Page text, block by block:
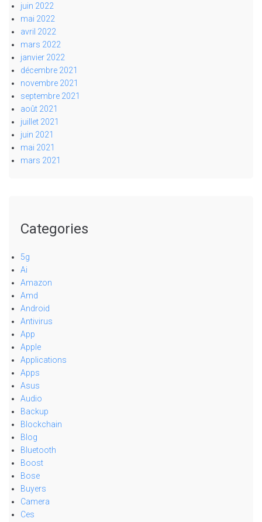
juin 2022
mai 2022
avril 2022
mars 2022
janvier 2022
décembre 2021
novembre 2021
septembre 2021
août 2021
juillet 2021
juin 2021
mai 2021
mars 2021
Categories
5g
Ai
Amazon
Amd
Android
Antivirus
App
Apple
Applications
Apps
Asus
Audio
Backup
Blockchain
Blog
Bluetooth
Boost
Bose
Buyers
Camera
Ces